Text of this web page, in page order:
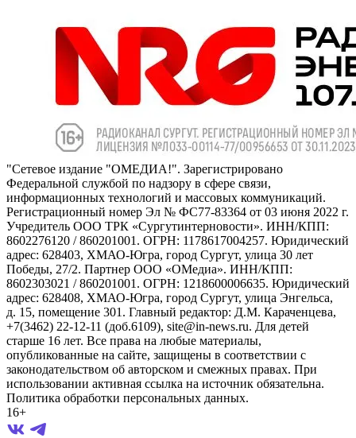
"Сетевое издание "ОМЕДИА!". Зарегистрировано
Федеральной службой по надзору в сфере связи,
информационных технологий и массовых коммуникаций.
Регистрационный номер Эл № ФС77-83364 от 03 июня 2022 г.
Учредитель ООО ТРК «Сургутинтерновости». ИНН/КПП:
8602276120 / 860201001. ОГРН: 1178617004257. Юридический
адрес: 628403, ХМАО-Югра, город Сургут, улица 30 лет
Победы, 27/2. Партнер ООО «ОМедиа». ИНН/КПП:
8602303021 / 860201001. ОГРН: 1218600006635. Юридический
адрес: 628408, ХМАО-Югра, город Сургут, улица Энгельса,
д. 15, помещение 301. Главный редактор: Д.М. Караченцева,
+7(3462) 22-12-11 (доб.6109), site@in-news.ru. Для детей
старше 16 лет. Все права на любые материалы,
опубликованные на сайте, защищены в соответствии с
законодательством об авторском и смежных правах. При
использовании активная ссылка на источник обязательна.
Политика обработки персональных данных.
16+